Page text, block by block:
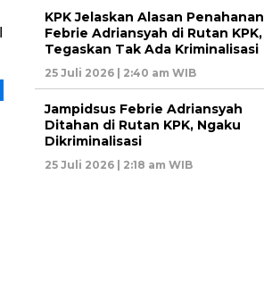
KPK Jelaskan Alasan Penahanan
Febrie Adriansyah di Rutan KPK,
Tegaskan Tak Ada Kriminalisasi
25 Juli 2026 | 2:40 am WIB
Jampidsus Febrie Adriansyah
Ditahan di Rutan KPK, Ngaku
Dikriminalisasi
25 Juli 2026 | 2:18 am WIB